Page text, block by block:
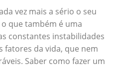
vez mais a sério o seu
que também é uma
constantes instabilidades
fatores da vida, que nem
Saber como fazer um